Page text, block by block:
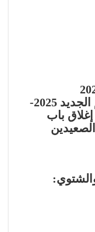
تشتد المنافسة بين أندية الدوري المصري مع اقتراب الموسم الجديد 2025-
باب